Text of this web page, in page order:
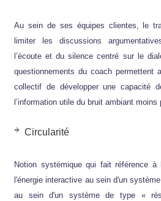
Au sein de ses équipes clientes, le
limiter les discussions
l’écoute et du silence centré sur le
questionnements du coach permettent
collectif de développer une capacité
l’information utile du bruit ambiant moins
Circularité
Notion systémique qui fait référence à
l'énergie interactive au sein d'un
au sein d'un système de type «